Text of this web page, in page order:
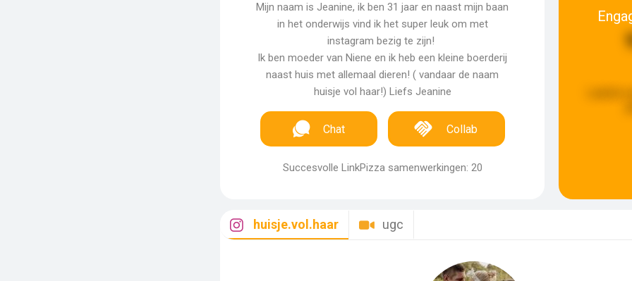
Mijn naam is Jeanine, ik ben 31 jaar en naast mijn baan
in het onderwijs vind ik het super leuk om met
instagram bezig te zijn!
Ik ben moeder van Niene en ik heb een kleine boerderij
naast huis met allemaal dieren! ( vandaar de naam
huisje vol haar!) Liefs Jeanine
Chat Collab
Succesvolle LinkPizza samenwerkingen: 20
huisje.vol.haar ugc